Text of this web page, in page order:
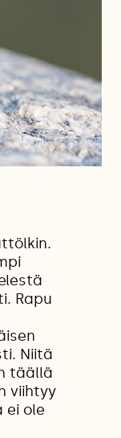
Rapu
Niitä
täällä
viihtyy
ei ole